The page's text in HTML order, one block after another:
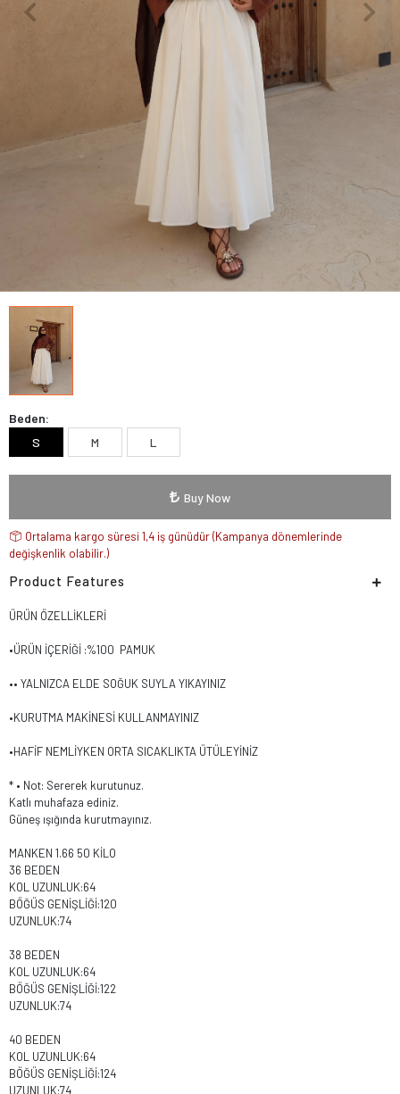
Beden:
S
M L
Buy Now
Ortalama kargo süresi 1,4 iş günüdür (Kampanya dönemlerinde
değişkenlik olabilir.)
Product Features
ÜRÜN ÖZELLİKLERİ
•ÜRÜN İÇERİĞİ :%100 PAMUK
•• YALNIZCA ELDE SOĞUK SUYLA YIKAYINIZ
•KURUTMA MAKİNESİ KULLANMAYINIZ
•HAFİF NEMLİYKEN ORTA SICAKLIKTA ÜTÜLEYİNİZ
* ⁠• ⁠Not: Sererek kurutunuz.
Katlı muhafaza ediniz.
Güneş ışığında kurutmayınız.
MANKEN 1.66 50 KİLO
36 BEDEN
KOL UZUNLUK:64
BÖĞÜS GENİŞLİĞİ:120
UZUNLUK:74
38 BEDEN
KOL UZUNLUK:64
BÖĞÜS GENİŞLİĞİ:122
UZUNLUK:74
40 BEDEN
KOL UZUNLUK:64
BÖĞÜS GENİŞLİĞİ:124
UZUNLUK:74